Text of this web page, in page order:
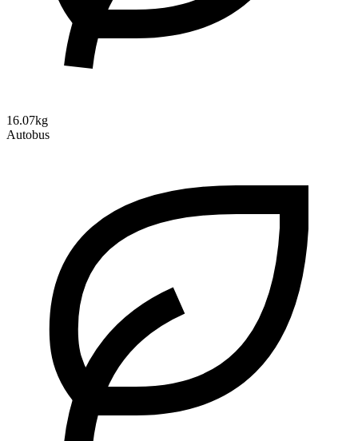
16.07kg
Autobus